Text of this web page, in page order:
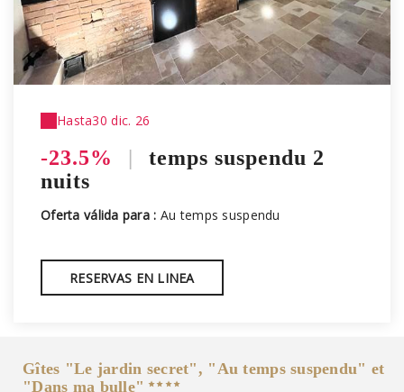
Hasta30 dic. 26
-23.5% |
temps suspendu 2
nuits
Oferta válida para : Au temps suspendu
RESERVAS EN LINEA
Gîtes "Le jardin secret", "Au temps suspendu" et
"Dans ma bulle"